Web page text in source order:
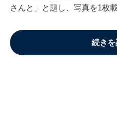
さんと」と題し、写真を1枚
続き